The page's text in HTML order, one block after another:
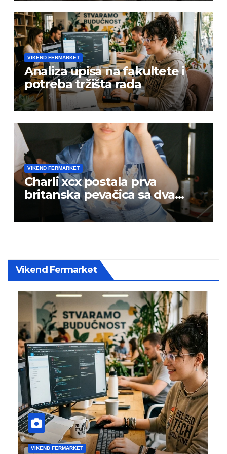
VIKEND FERMARKET
Analiza upisa na fakultete i
potreba tržišta rada
VIKEND FERMARKET
Charli xcx postala prva
britanska pevačica sa dva
albuma na prvom mestu u
istoj kalendarskoj godini
Vikend Fermarket
VIKEND FERMARKET